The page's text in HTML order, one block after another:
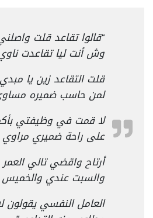
“قالوا تقاعد قلت
وش أنت ليا تقاعدت
قلت التقاعد زين يا
لمن حاسب ضميره
لا قمت في وظيفتي
على راحة ضميري مراوي
أرتاح واقضي تالي
والسبت عندي
العامل النفسي